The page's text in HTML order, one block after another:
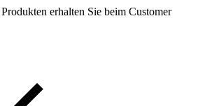
erhalten Sie beim Customer